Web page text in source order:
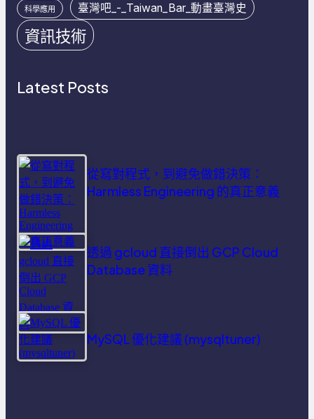
科學應用 臺灣吧_-_Taiwan_Bar_動畫臺灣史
資訊技術
Latest Posts
從寫對程式，到避免做錯決策：
Harmless Engineering 的真正意義
透過 gcloud 直接倒出 GCP Cloud
Database 資料
MySQL 優化建議 (mysqltuner)